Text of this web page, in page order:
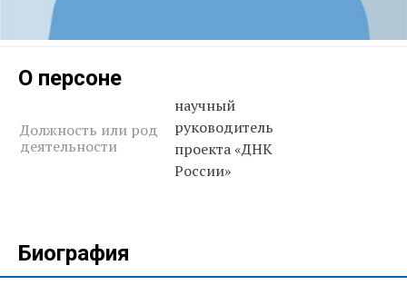
О персоне
Должность или род
деятельности
научный
руководитель
проекта «ДНК
России»
Биография